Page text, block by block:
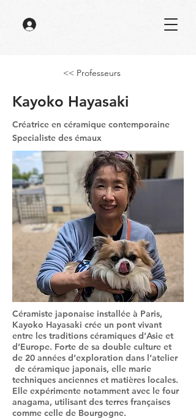
<< Professeurs
Kayoko Hayasaki
Créatrice en céramique contemporaine
Specialiste des émaux
Céramiste japonaise installée à Paris,
Kayoko Hayasaki crée un pont vivant
entre les traditions céramiques d’Asie et
d’Europe. Forte de sa double culture et
de 20 années d’exploration dans l’atelier
de céramique japonais, elle marie
techniques anciennes et matières locales.
Elle expérimente notamment avec le four
anagama, utilisant des terres françaises
comme celle de Bourgogne.